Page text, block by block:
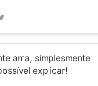
ama, simplesmente
explicar!